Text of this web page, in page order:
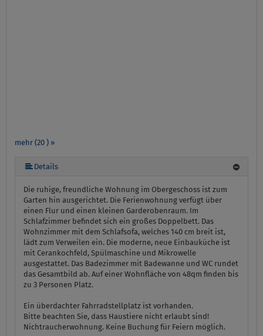
mehr (20 ) »
mehr (20 ) »
mehr (20 ) »
mehr (20 ) »
mehr (20 ) »
mehr (20 ) »
mehr (20 ) »
mehr (20 ) »
mehr (20 ) »
mehr (20 ) »
mehr (20 ) »
mehr (20 ) »
mehr (20 ) »
mehr (20 ) »
mehr (20 ) »
mehr (20 ) »
mehr (20 ) »
Details
Die ruhige, freundliche Wohnung im Obergeschoss ist zum
Garten hin ausgerichtet. Die Ferienwohnung verfügt über
einen Flur und einen kleinen Garderobenraum. Im
Schlafzimmer befindet sich ein großes Doppelbett. Das
Wohnzimmer mit dem Schlafsofa, welches 140 cm breit ist,
lädt zum Verweilen ein. Die moderne, neue Einbauküche ist
mit Cerankochfeld, Spülmaschine und Mikrowelle
ausgestattet. Das Badezimmer mit Badewanne und WC rundet
das Gesamtbild ab. Auf einer Wohnfläche von 48qm finden bis
zu 3 Personen Platz.
Ein überdachter Fahrradstellplatz ist vorhanden.
Bitte beachten Sie, dass Haustiere nicht erlaubt sind!
Nichtraucherwohnung. Keine Buchung für Feiern möglich.